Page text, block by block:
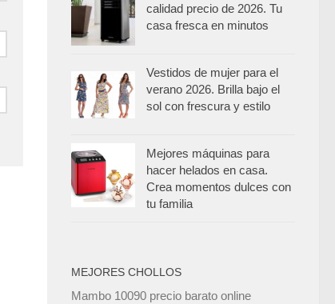
calidad precio de 2026. Tu
casa fresca en minutos
Vestidos de mujer para el
verano 2026. Brilla bajo el
sol con frescura y estilo
Mejores máquinas para
hacer helados en casa.
Crea momentos dulces con
tu familia
MEJORES CHOLLOS
Mambo 10090 precio barato online